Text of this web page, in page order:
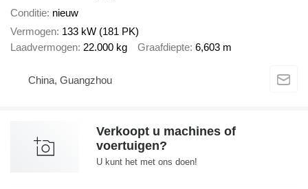
Conditie nieuw
Vermogen 133 kW (181 PK)
Laadvermogen 22.000 kg Graafdiepte 6,603 m
China, Guangzhou
Verkoopt u machines of
voertuigen?
U kunt het met ons doen!